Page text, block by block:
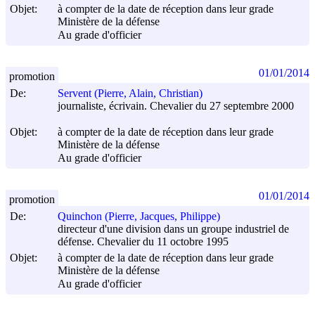
Objet:
à compter de la date de réception dans leur grade
Ministère de la défense
Au grade d'officier
De:
Servent (Pierre, Alain, Christian)
journaliste, écrivain. Chevalier du 27 septembre 2000
Objet:
à compter de la date de réception dans leur grade
Ministère de la défense
Au grade d'officier
promotion 01/01/2014
De:
Quinchon (Pierre, Jacques, Philippe)
directeur d'une division dans un groupe industriel de
défense. Chevalier du 11 octobre 1995
Objet:
à compter de la date de réception dans leur grade
Ministère de la défense
Au grade d'officier
promotion 01/01/2014